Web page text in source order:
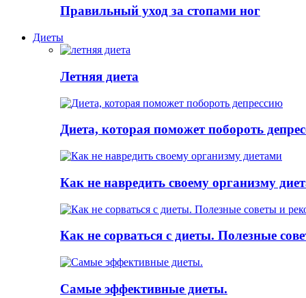
Правильный уход за стопами ног
Диеты
Летняя диета
Диета, которая поможет побороть
Как не навредить своему организму
Как не сорваться с диеты. Полезные
Самые эффективные диеты.